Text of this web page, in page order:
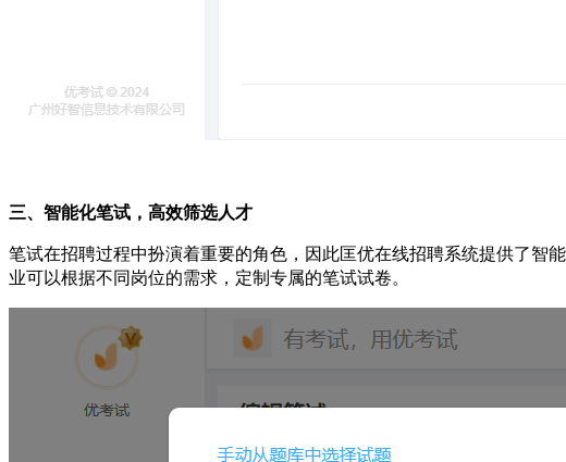
三、智能化笔试，高效筛选人才
笔试在招聘过程中扮演着重要的角色，因此匡优在线招聘系统提供了智
业可以根据不同岗位的需求，定制专属的笔试试卷。